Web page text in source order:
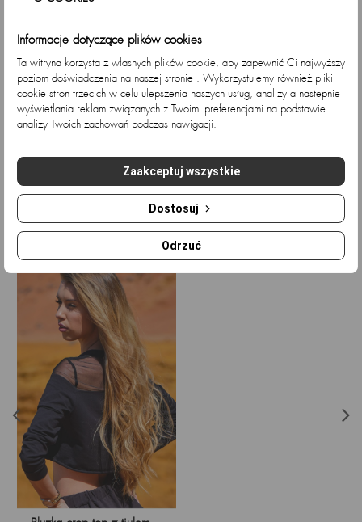
Dopasowana bluzka crop top...
Cena
145,53 złCena
120,79 zł
Dopasowana bluzka crop top...
Cena
145,53 złCena
120,79 zł
Ostatnio przeglądane
Informacje dotyczące plików cookies
Ta witryna korzysta z własnych plików cookie, aby zapewnić Ci najwyższy
poziom doświadczenia na naszej stronie . Wykorzystujemy również pliki
cookie stron trzecich w celu ulepszenia naszych usług, analizy a nastepnie
wyświetlania reklam związanych z Twoimi preferencjami na podstawie
analizy Twoich zachowań podczas nawigacji.
Odrzuć
Dostosuj
Zaakceptuj wszystkie